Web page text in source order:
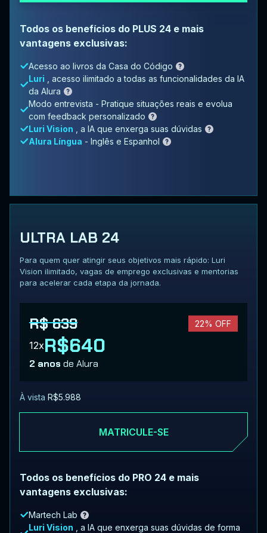
Todos os benefícios do PLUS 24 e mais
vantagens exclusivas:
Acesso ao livros da Casa do Código
Luri
, acesso ilimitado a todas as funcionalidades da IA
da Alura
Modo entrevista - Pratique situações reais e evolua
com feedback personalizado
Luri Vision
, a IA que enxerga suas dúvidas
Alura Língua - Inglês e Espanhol
ULTRA LAB 24
Para quem quer atingir seus objetivos mais rápido: Luri
Vision ilimitado, vagas de emprego exclusivas e mentorias
para acelerar cada etapa da jornada.
R$ 639 22% OFF
12xR$640
2 anosde Alura
À vista R$5.988
MATRICULE-SE
Todos os benefícios do PRO 24 e mais
vantagens exclusivas:
Martech Lab
Luri Vision
, a IA que enxerga suas dúvidas de forma